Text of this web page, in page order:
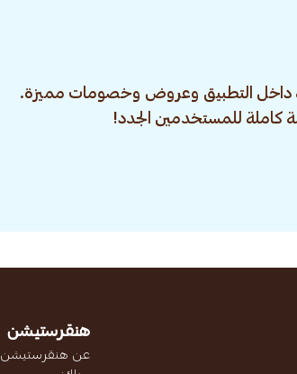
داخل التطبيق وعروض وخصومات مميزة.
كاملة للمستخدمين الجدد!
هنقرستيشن
عن هنقرستيشن